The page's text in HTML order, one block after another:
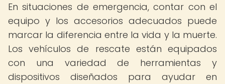
En situaciones de emergencia, contar con el
equipo y los accesorios adecuados puede
marcar la diferencia entre la vida y la muerte.
Los vehículos de rescate están equipados
con una variedad de herramientas y
dispositivos diseñados para ayudar en